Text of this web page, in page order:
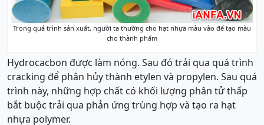
Trong quá trình sản xuất, người ta thường cho hạt nhựa màu vào để tạo màu
cho thành phẩm
Hydrocacbon được làm nóng. Sau đó trải qua quá trình
cracking để phân hủy thành etylen và propylen. Sau quá
trình này, những hợp chất có khối lượng phân tử thấp
bắt buộc trải qua phản ứng trùng hợp và tạo ra hạt
nhựa polymer.